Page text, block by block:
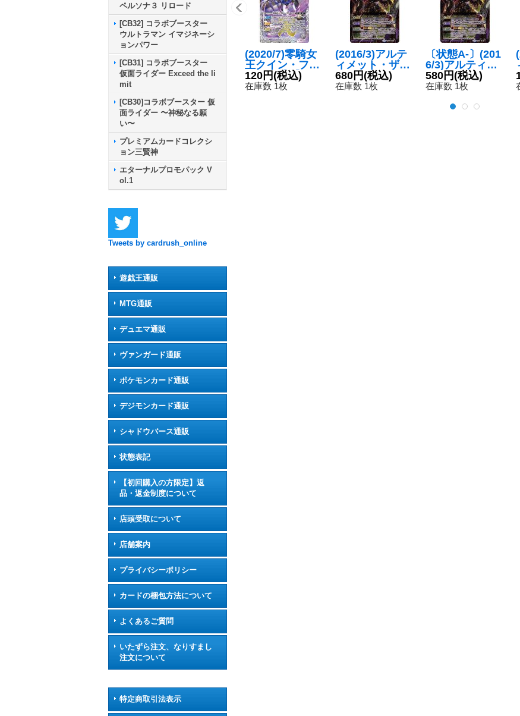
ペルソナ３ リロード
[CB32] コラボブースター
ウルトラマン イマジネーシ
ョンパワー
[CB31] コラボブースター
仮面ライダー Exceed the li
mit
[CB30]コラボブースター 仮
面ライダー 〜神秘なる願
い〜
プレミアムカードコレクシ
ョン三賢神
エターナルプロモパック V
ol.1
Tweets by cardrush_online
遊戯王通販
MTG通販
デュエマ通販
ヴァンガード通販
ポケモンカード通販
デジモンカード通販
シャドウバース通販
状態表記
【初回購入の方限定】返
品・返金制度について
店頭受取について
店舗案内
プライバシーポリシー
カードの梱包方法について
よくあるご質問
いたずら注文、なりすまし
注文について
特定商取引法表示
(2020/7)零騎女
王クイン・フロ
ーレス【X】{B
S53-X04}《白》
120円(税込)
在庫数 1枚
(2016/3)アルテ
ィメット・ザン
デ・ミリオン(B
SC27収録)
680円(税込)
在庫数 1枚
〔状態A-〕(201
6/3)アルティメ
ット・ザンデ・
ミリオン(BSC2
30-X05}《紫》
580円(税込)
在庫数 1枚